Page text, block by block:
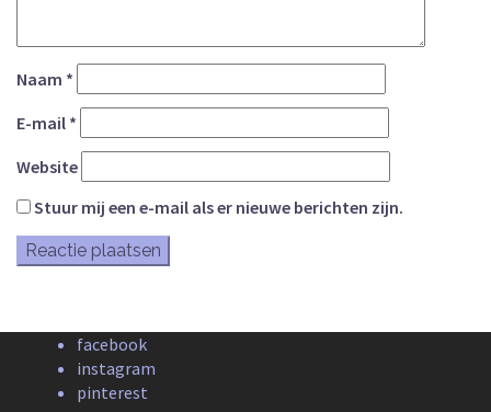
Naam *
E-mail *
Website
Stuur mij een e-mail als er nieuwe berichten zijn.
facebook
instagram
pinterest